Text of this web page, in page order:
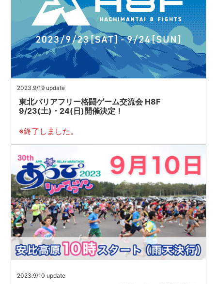
2023.9/19 update
東北バリアフリー格闘ゲーム交流会 H8F
9/23(土)・24(日)開催決定！
※終了しました。
2023.9/10 update